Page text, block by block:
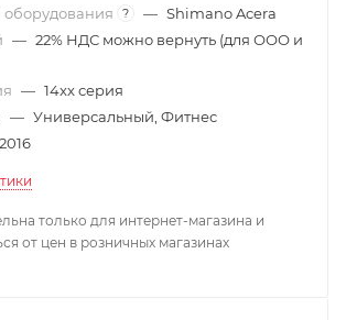
оборудования
? — Shimano Acera
— 22% НДС можно вернуть (для ООО и
— 14xx серия
— Универсальный, Фитнес
2016
только для интернет-магазина и
от цен в розничных магазинах